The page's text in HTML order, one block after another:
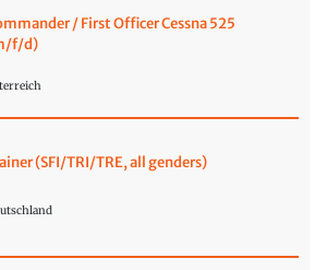
/ First Officer Cessna 525
f/d)
(SFI/TRI/TRE, all genders)